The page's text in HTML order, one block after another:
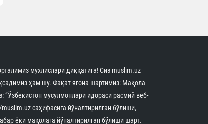
мухлислари диққатига! Сиз muslim.uz
ҳам шу. Фақат ягона шартимиз: Мақола
“Ўзбекистон мусулмонлари идораси расмий веб-
саҳифасига йўналтирилган бўлиши,
ёки мақолага йўналтирилган бўлиши шарт.